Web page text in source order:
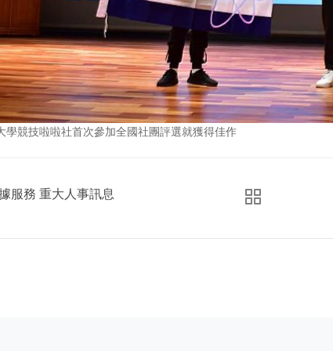
學競技啦啦社首次參加全國社團評選就獲得佳作
服務 重大人事訊息